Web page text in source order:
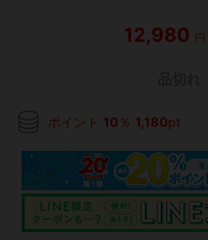
12,980 円
ポイント 10 ％ 1,180pt